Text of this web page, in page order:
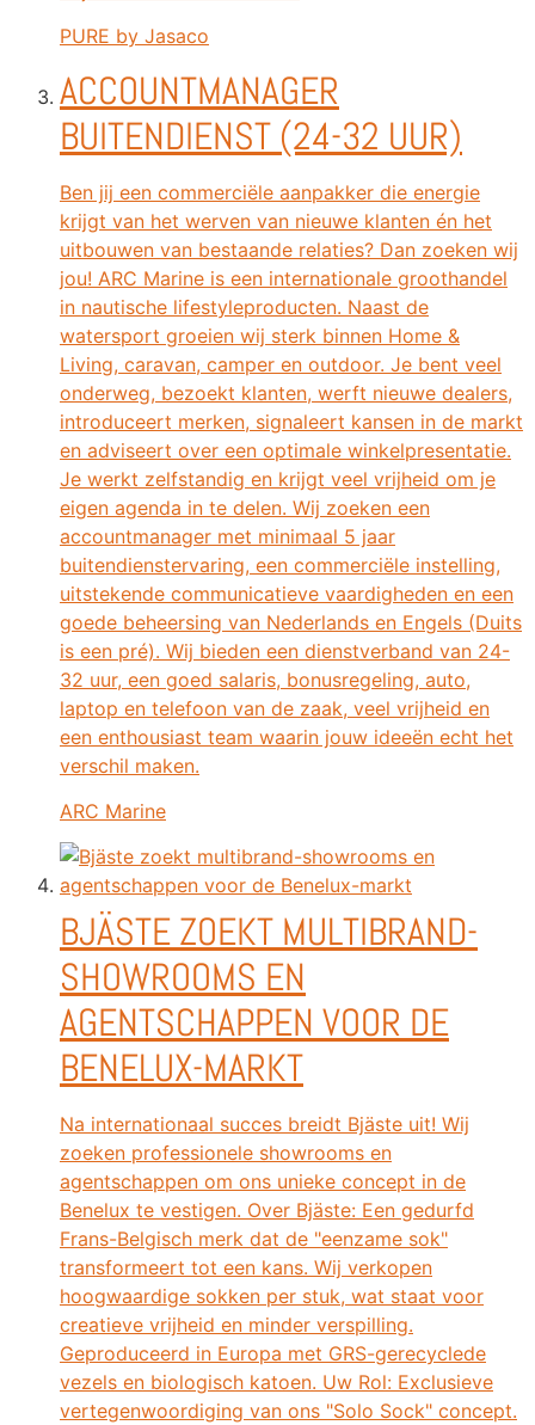
PURE by Jasaco
ACCOUNTMANAGER
BUITENDIENST (24-32 UUR)
Ben jij een commerciële aanpakker die energie
krijgt van het werven van nieuwe klanten én het
uitbouwen van bestaande relaties? Dan zoeken wij
jou! ARC Marine is een internationale groothandel
in nautische lifestyleproducten. Naast de
watersport groeien wij sterk binnen Home &
Living, caravan, camper en outdoor. Je bent veel
onderweg, bezoekt klanten, werft nieuwe dealers,
introduceert merken, signaleert kansen in de markt
en adviseert over een optimale winkelpresentatie.
Je werkt zelfstandig en krijgt veel vrijheid om je
eigen agenda in te delen. Wij zoeken een
accountmanager met minimaal 5 jaar
buitendienstervaring, een commerciële instelling,
uitstekende communicatieve vaardigheden en een
goede beheersing van Nederlands en Engels (Duits
is een pré). Wij bieden een dienstverband van 24-
32 uur, een goed salaris, bonusregeling, auto,
laptop en telefoon van de zaak, veel vrijheid en
een enthousiast team waarin jouw ideeën echt het
verschil maken.
ARC Marine
BJÄSTE ZOEKT MULTIBRAND-
SHOWROOMS EN
AGENTSCHAPPEN VOOR DE
BENELUX-MARKT
Na internationaal succes breidt Bjäste uit! Wij
zoeken professionele showrooms en
agentschappen om ons unieke concept in de
Benelux te vestigen. Over Bjäste: Een gedurfd
Frans-Belgisch merk dat de "eenzame sok"
transformeert tot een kans. Wij verkopen
hoogwaardige sokken per stuk, wat staat voor
creatieve vrijheid en minder verspilling.
Geproduceerd in Europa met GRS-gerecyclede
vezels en biologisch katoen. Uw Rol: Exclusieve
vertegenwoordiging van ons "Solo Sock" concept.